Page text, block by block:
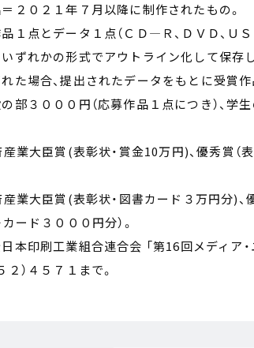
２０２１年７月以降に制作されたもの。
１点とデータ１点（ＣＤ―Ｒ、ＤＶＤ、Ｕ
ずれかの形式でアウトライン化して保存
た場合、提出されたデータをもとに受賞作
部３０００円（応募作品１点につき）、学
産業大臣賞(表彰状・賞金10万円)、優秀賞（
産業大臣賞(表彰状・図書カード３万円分)、
ード３０００円分）。
本印刷工業組合連合会 「第16回メディア
２）４５７１まで。